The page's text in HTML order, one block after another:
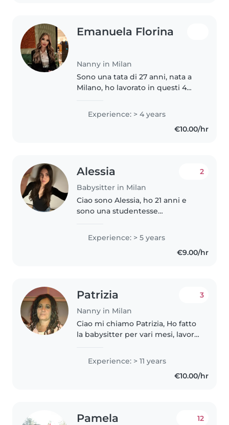
Emanuela Florina
Nanny in Milan
Sono una tata di 27 anni, nata a
Milano, ho lavorato in questi 4
francese con due bimbi di 1 anno
e mezzo e la bimba di 4 anni, per
Experience: > 4 years
€10.00/hr
Alessia
Babysitter in Milan
2
Ciao sono Alessia, ho 21 anni e
sono una studentesse
esperienza con bambini dai 4/5
anni in su, so disegnare e amo
fare dei piccoli lavoretti con..
Experience: > 5 years
€9.00/hr
Patrizia
Nanny in Milan
3
Ciao mi chiamo Patrizia, Ho fatto
la babysitter per vari mesi, lavoro
attualmente sono chiuse e cerco
per il periodo di Agosto mattina
Experience: > 11 years
€10.00/hr
Pamela 12